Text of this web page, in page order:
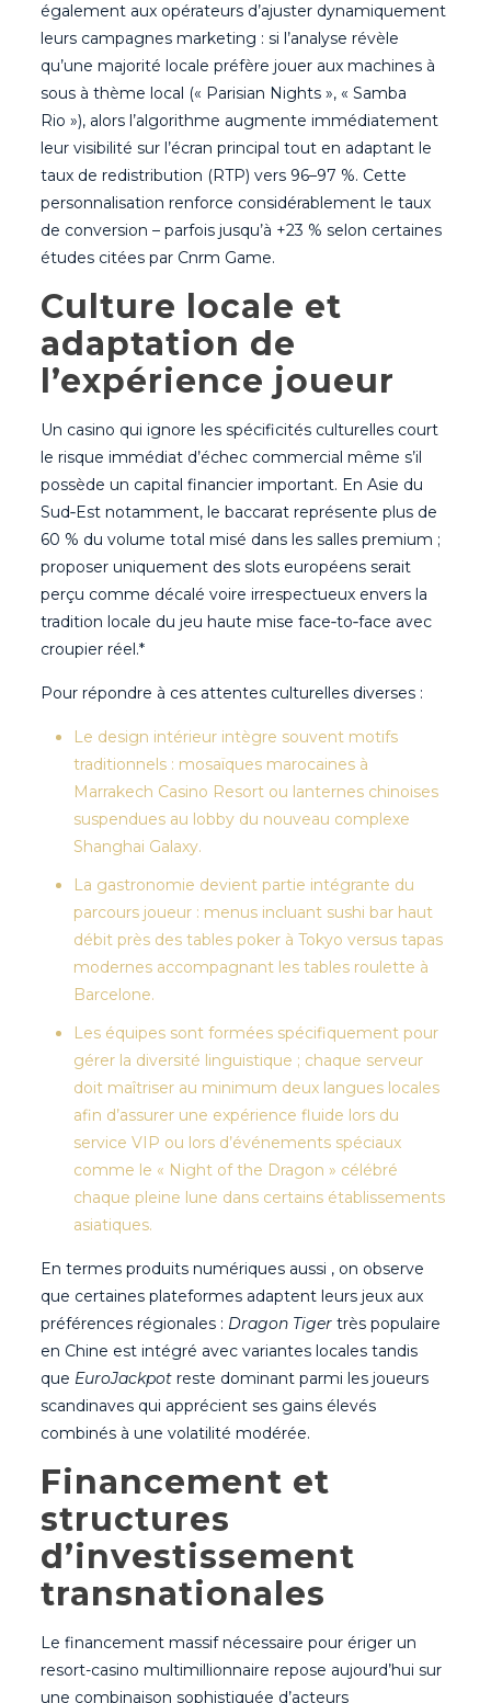
également aux opérateurs d’ajuster dynamiquement
leurs campagnes marketing : si l’analyse révèle
qu’une majorité locale préfère jouer aux machines à
sous à thème local (« Parisian Nights », « Samba
Rio »), alors l’algorithme augmente immédiatement
leur visibilité sur l’écran principal tout en adaptant le
taux de redistribution (RTP) vers 96–97 %. Cette
personnalisation renforce considérablement le taux
de conversion – parfois jusqu’à +23 % selon certaines
études citées par Cnrm Game.
Culture locale et
adaptation de
l’expérience joueur
Un casino qui ignore les spécificités culturelles court
le risque immédiat d’échec commercial même s’il
possède un capital financier important. En Asie du
Sud‑Est notamment, le baccarat représente plus de
60 % du volume total misé dans les salles premium ;
proposer uniquement des slots européens serait
perçu comme décalé voire irrespectueux envers la
tradition locale du jeu haute mise face‐to‐face avec
croupier réel.*
Pour répondre à ces attentes culturelles diverses :
Le design intérieur intègre souvent motifs
traditionnels : mosaïques marocaines à
Marrakech Casino Resort ou lanternes chinoises
suspendues au lobby du nouveau complexe
Shanghai Galaxy.
La gastronomie devient partie intégrante du
parcours joueur : menus incluant sushi bar haut
débit près des tables poker à Tokyo versus tapas
modernes accompagnant les tables roulette à
Barcelone.
Les équipes sont formées spécifiquement pour
gérer la diversité linguistique ; chaque serveur
doit maîtriser au minimum deux langues locales
afin d’assurer une expérience fluide lors du
service VIP ou lors d’événements spéciaux
comme le « Night of the Dragon » célébré
chaque pleine lune dans certains établissements
asiatiques.
En termes produits numériques aussi , on observe
que certaines plateformes adaptent leurs jeux aux
préférences régionales : Dragon Tigertrès populaire
en Chine est intégré avec variantes locales tandis
que EuroJackpotreste dominant parmi les joueurs
scandinaves qui apprécient ses gains élevés
combinés à une volatilité modérée.
Financement et
structures
d’investissement
transnationales
Le financement massif nécessaire pour ériger un
resort-casino multimillionnaire repose aujourd’hui sur
une combinaison sophistiquée d’acteurs